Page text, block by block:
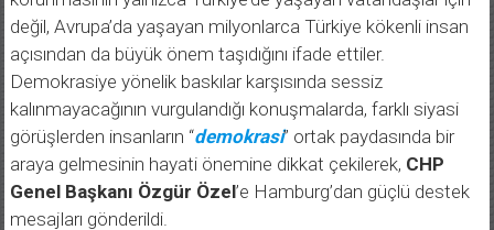
değil, Avrupa’da yaşayan milyonlarca Türkiye kökenli insan
açısından da büyük önem taşıdığını ifade ettiler.
Demokrasiye yönelik baskılar karşısında sessiz
kalınmayacağının vurgulandığı konuşmalarda, farklı siyasi
görüşlerden insanların “demokrasi” ortak paydasında bir
araya gelmesinin hayati önemine dikkat çekilerek,
CHP
Genel Başkanı Özgür Özel’e Hamburg’dan güçlü destek
mesajları gönderildi.